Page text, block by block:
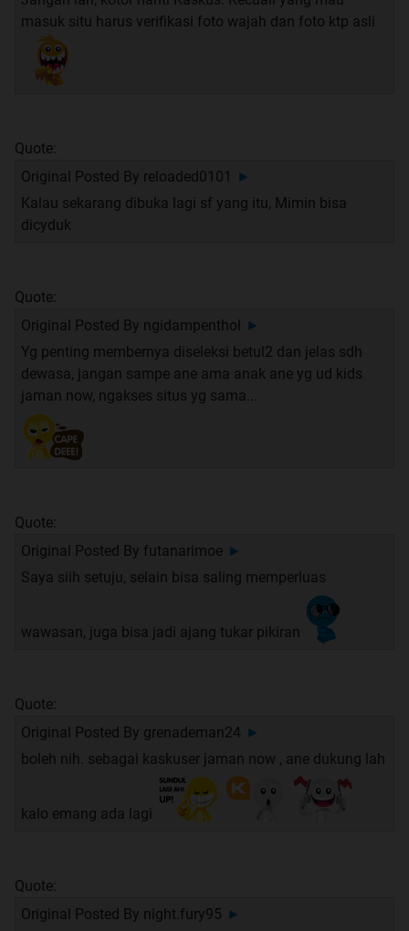
masuk situ harus verifikasi foto wajah dan foto ktp asli
Quote:
Original Posted By reloaded0101
►
Kalau sekarang dibuka lagi sf yang itu, Mimin bisa
dicyduk
Quote:
Original Posted By ngidampenthol
►
Yg penting membernya diseleksi betul2 dan jelas sdh
dewasa, jangan sampe ane ama anak ane yg ud kids
jaman now, ngakses situs yg sama...
Quote:
Original Posted By futanarimoe ►
Saya siih setuju, selain bisa saling memperluas
wawasan, juga bisa jadi ajang tukar pikiran
Quote:
Original Posted By grenademan24 ►
boleh nih. sebagai kaskuser jaman now , ane dukung lah
kalo emang ada lagi
Quote:
Original Posted By night.fury95 ►